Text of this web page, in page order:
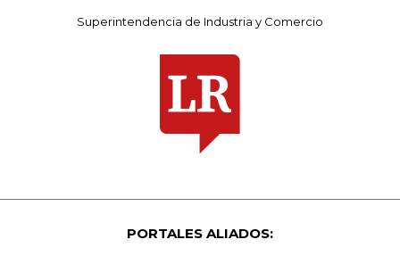
Superintendencia de Industria y Comercio
PORTALES ALIADOS: